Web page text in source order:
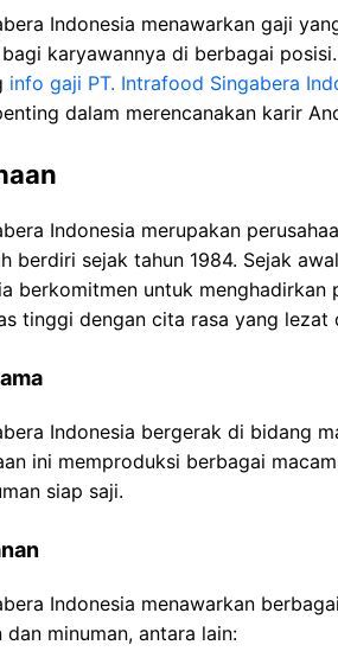
Indonesia menawarkan gaji
karyawannya di berbagai
info gaji PT. Intrafood Singabera
dalam merencanakan karir
Indonesia merupakan
berdiri sejak tahun 1984. Sejak
berkomitmen untuk menghadirkan
tinggi dengan cita rasa yang lezat
Indonesia bergerak di bidang
ini memproduksi berbagai
siap saji.
Indonesia menawarkan
minuman, antara lain: